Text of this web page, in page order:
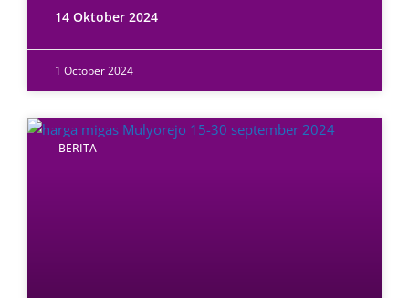
14 Oktober 2024
1 October 2024
BERITA